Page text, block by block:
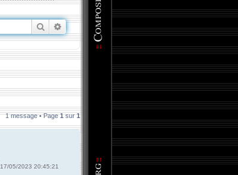
RechercherRecherche avancée
1 message • Page1sur1
17/05/2023 20:45:21